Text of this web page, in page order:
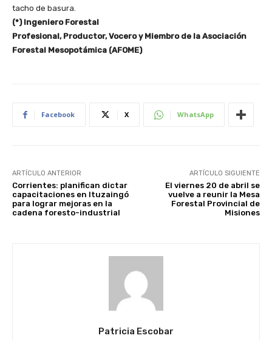
tacho de basura.
(*) Ingeniero Forestal
Profesional, Productor, Vocero y Miembro de la Asociación
Forestal Mesopotámica (AFOME)
Facebook X WhatsApp
ARTÍCULO ANTERIOR
Corrientes: planifican dictar
capacitaciones en Ituzaingó
para lograr mejoras en la
cadena foresto-industrial
ARTÍCULO SIGUIENTE
El viernes 20 de abril se
vuelve a reunir la Mesa
Forestal Provincial de
Misiones
Patricia Escobar